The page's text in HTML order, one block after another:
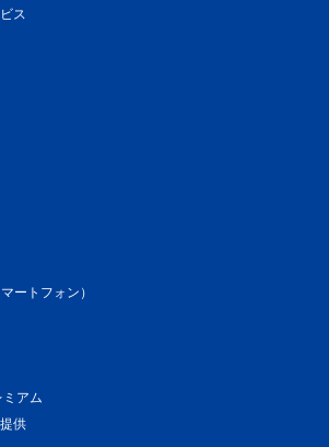
ス
ートフォン）
アム
供